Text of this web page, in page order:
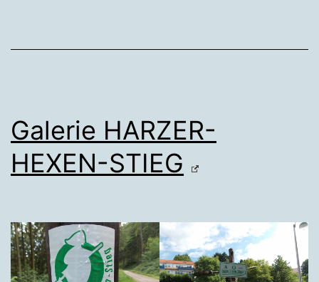
Galerie HARZER-
HEXEN-STIEG